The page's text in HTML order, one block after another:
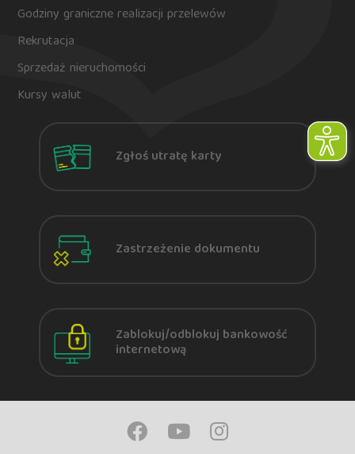
Godziny graniczne realizacji przelewów
Rekrutacja
Sprzedaż nieruchomości
Kursy walut
Zgłoś utratę karty
Zastrzeżenie dokumentu
Zablokuj/odblokuj bankowość
internetową